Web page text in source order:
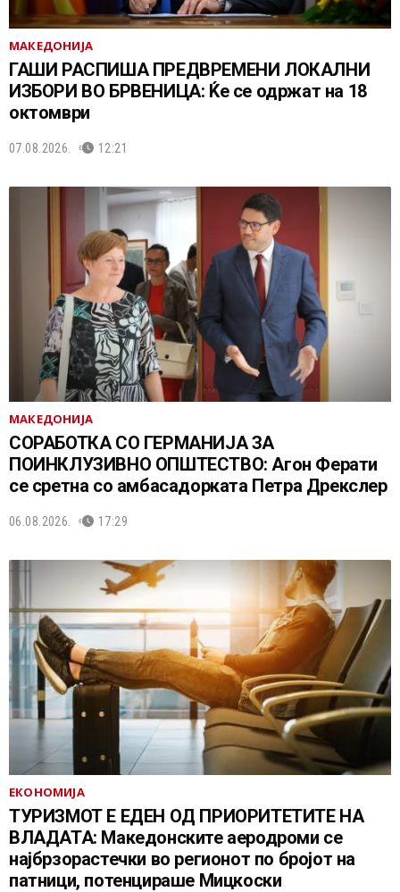
МАКЕДОНИЈА
ГАШИ РАСПИША ПРЕДВРЕМЕНИ ЛОКАЛНИ
ИЗБОРИ ВО БРВЕНИЦА: Ќе се одржат на 18
октомври
07.08.2026. 12:21
МАКЕДОНИЈА
СОРАБОТКА СО ГЕРМАНИЈА ЗА
ПОИНКЛУЗИВНО ОПШТЕСТВО: Агон Ферати
се сретна со амбасадорката Петра Дрекслер
06.08.2026. 17:29
ЕКОНОМИЈА
ТУРИЗМОТ Е ЕДЕН ОД ПРИОРИТЕТИТЕ НА
ВЛАДАТА: Македонските аеродроми се
најбрзорастечки во регионот по бројот на
патници, потенцираше Мицкоски